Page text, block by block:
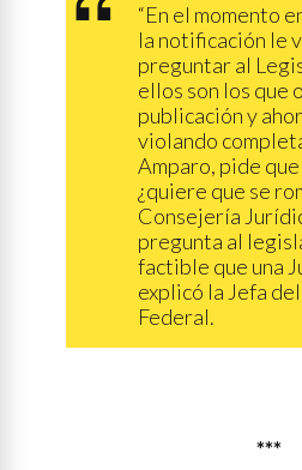
“En el momento
la notificación le
preguntar al
ellos son los que
publicación y
violando
Amparo, pide
¿quiere que se
Consejería
pregunta al
factible que una
explicó la Jefa
Federal.
***